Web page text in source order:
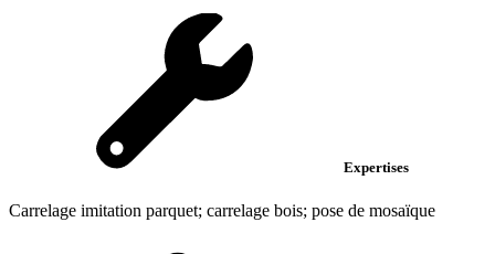
Expertises
Carrelage imitation parquet; carrelage bois; pose de mosaïque